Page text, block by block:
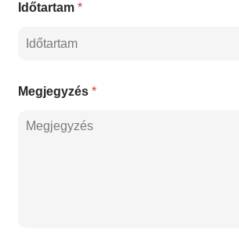
Időtartam*
Megjegyzés*